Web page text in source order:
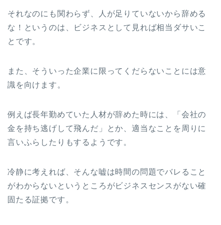
それなのにも関わらず、人が足りていないから辞める
な！というのは、ビジネスとして見れば相当ダサいこ
とです。
また、そういった企業に限ってくだらないことには意
識を向けます。
例えば長年勤めていた人材が辞めた時には、「会社の
金を持ち逃げして飛んだ」とか、適当なことを周りに
言いふらしたりもするようです。
冷静に考えれば、そんな嘘は時間の問題でバレること
がわからないというところがビジネスセンスがない確
固たる証拠です。